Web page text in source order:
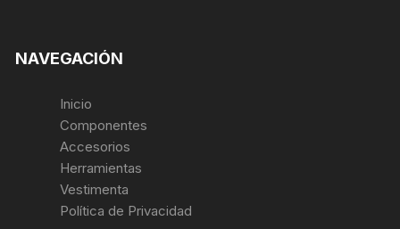
NAVEGACIÓN
Inicio
Componentes
Accesorios
Herramientas
Vestimenta
Política de Privacidad